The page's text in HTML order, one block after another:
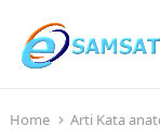
Home Arti Kata